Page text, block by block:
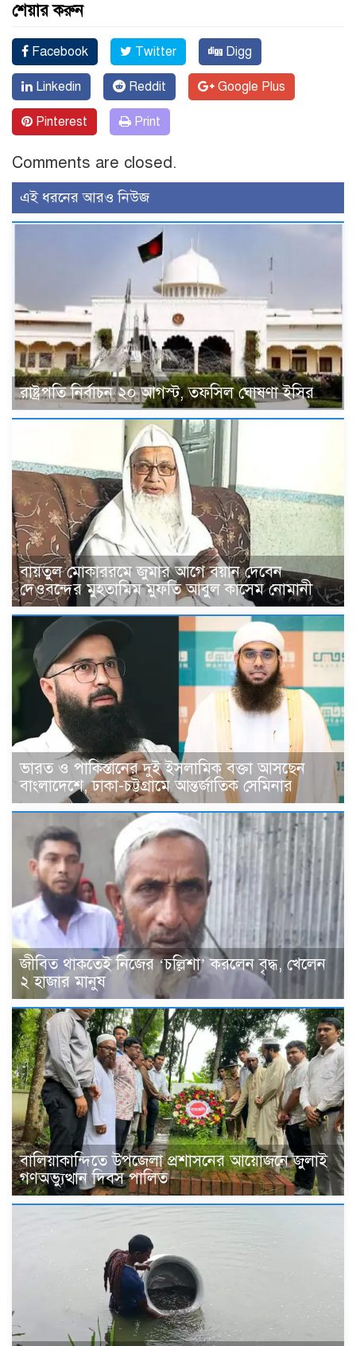
শেয়ার করুন
Facebook Twitter Digg
Linkedin Reddit Google Plus
Pinterest Print
Comments are closed.
এই ধরনের আরও নিউজ
রাষ্ট্রপতি নির্বাচন ২০ আগস্ট, তফসিল ঘোষণা ইসির
বায়তুল মোকাররমে জুমার আগে বয়ান দেবেন
দেওবন্দের মুহতামিম মুফতি আবুল কাসেম নোমানী
ভারত ও পাকিস্তানের দুই ইসলামিক বক্তা আসছেন
বাংলাদেশে, ঢাকা-চট্টগ্রামে আন্তর্জাতিক সেমিনার
জীবিত থাকতেই নিজের ‘চল্লিশা’ করলেন বৃদ্ধ, খেলেন
২ হাজার মানুষ
বালিয়াকান্দিতে উপজেলা প্রশাসনের আয়োজনে জুলাই
গণঅভ্যুত্থান দিবস পালিত